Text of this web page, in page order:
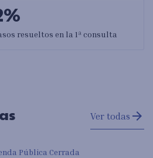
resueltos en la 1ª consulta
Ver todas arrow_forward